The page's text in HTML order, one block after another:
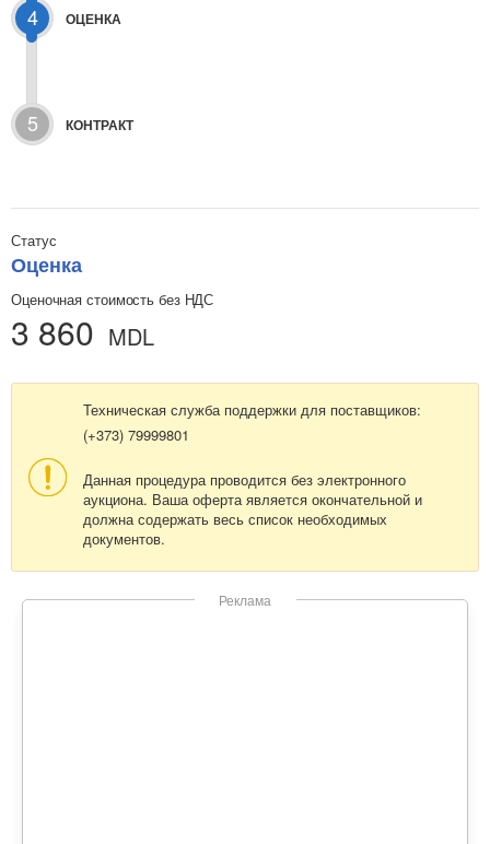
4 ОЦЕНКА
5 КОНТРАКТ
Статус
Оценка
Оценочная стоимость без НДС
3 860 MDL
Техническая служба поддержки для поставщиков:
(+373) 79999801
Данная процедура проводится без электронного
аукциона. Ваша оферта является окончательной и
должна содержать весь список необходимых
документов.
Реклама